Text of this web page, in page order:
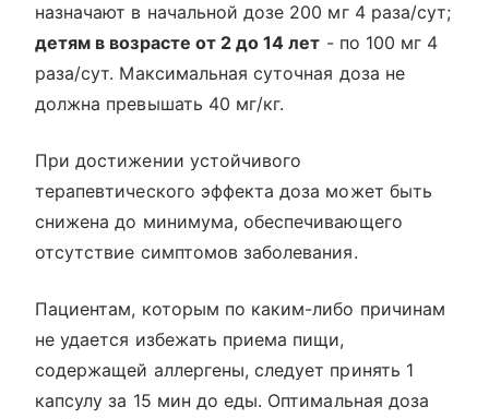
назначают в начальной дозе 200 мг 4 раза/сут;
детям в возрасте от 2 до 14 лет - по 100 мг 4
раза/сут. Максимальная суточная доза не
должна превышать 40 мг/кг.
При достижении устойчивого
терапевтического эффекта доза может быть
снижена до минимума, обеспечивающего
отсутствие симптомов заболевания.
Пациентам, которым по каким-либо причинам
не удается избежать приема пищи,
содержащей аллергены, следует принять 1
капсулу за 15 мин до еды. Оптимальная доза